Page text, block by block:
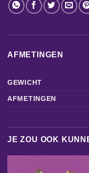
AFMETINGEN
GEWICHT
AFMETINGEN
JE ZOU OOK